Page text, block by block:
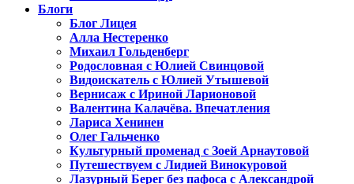
Блоги
Блог Лицея
Алла Нестеренко
Михаил Гольденберг
Родословная с Юлией Свинцовой
Видоискатель с Юлией Утышевой
Вернисаж с Ириной Ларионовой
Валентина Калачёва. Впечатления
Лариса Хенинен
Олег Гальченко
Культурный променад с Зоей Арнаутовой
Путешествуем с Лидией Винокуровой
Лазурный Берег без пафоса с Александрой